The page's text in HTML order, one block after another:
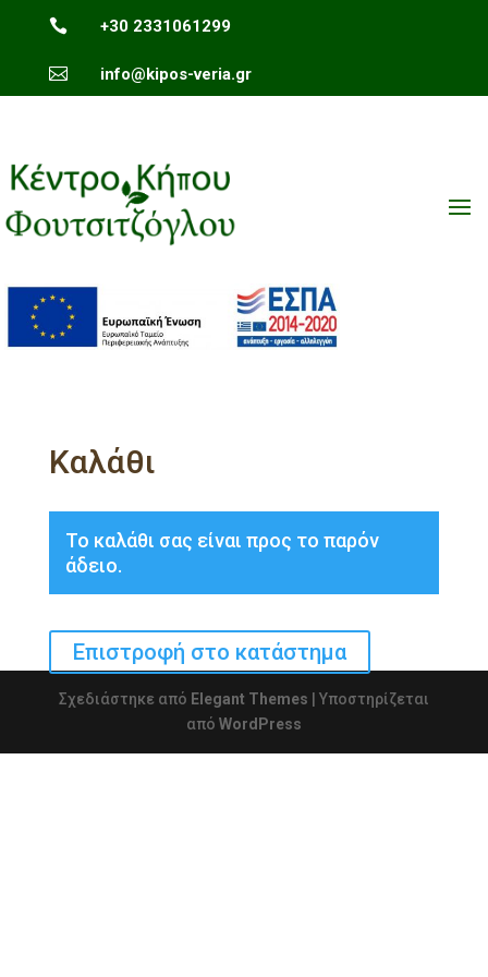
 +30 2331061299
 info@kipos-veria.gr
Καλάθι
Το καλάθι σας είναι προς το παρόν
άδειο.
Επιστροφή στο κατάστημα
Σχεδιάστηκε από Elegant Themes | Υποστηρίζεται
από WordPress